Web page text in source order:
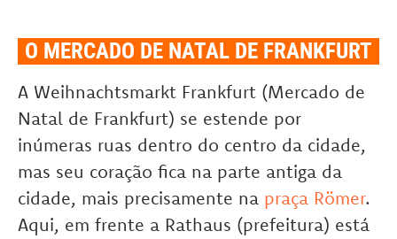
O MERCADO DE NATAL DE FRANKFURT
A Weihnachtsmarkt Frankfurt (Mercado de
Natal de Frankfurt) se estende por
inúmeras ruas dentro do centro da cidade,
mas seu coração fica na parte antiga da
cidade, mais precisamente na praça Römer.
Aqui, em frente a Rathaus (prefeitura) está